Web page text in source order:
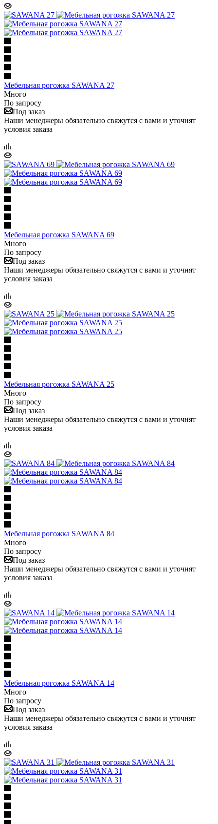
Мебельная рогожка SAWANA 27
Много
По запросу
Под заказ
Наши менеджеры обязательно свяжутся с вами и уточнят
условия заказа
Мебельная рогожка SAWANA 69
Много
По запросу
Под заказ
Наши менеджеры обязательно свяжутся с вами и уточнят
условия заказа
Мебельная рогожка SAWANA 25
Много
По запросу
Под заказ
Наши менеджеры обязательно свяжутся с вами и уточнят
условия заказа
Мебельная рогожка SAWANA 84
Много
По запросу
Под заказ
Наши менеджеры обязательно свяжутся с вами и уточнят
условия заказа
Мебельная рогожка SAWANA 14
Много
По запросу
Под заказ
Наши менеджеры обязательно свяжутся с вами и уточнят
условия заказа